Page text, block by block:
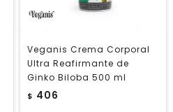
Veganis Crema Corporal
Ultra Reafirmante de
Ginko Biloba 500 ml
$ 406